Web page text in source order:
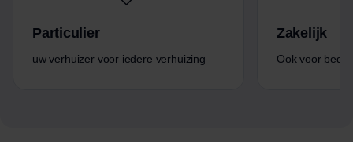
Particulier
uw verhuizer voor iedere verhuizing
Zakelijk
Ook voor